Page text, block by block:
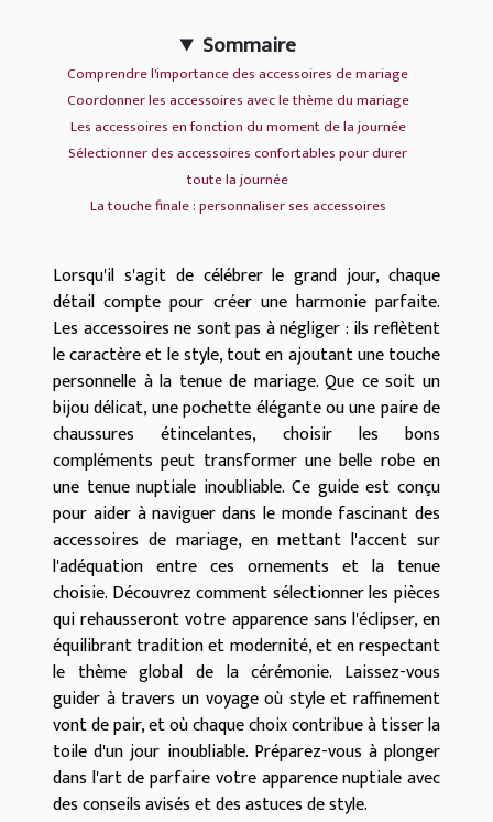
Sommaire
Comprendre l'importance des accessoires de mariage
Coordonner les accessoires avec le thème du mariage
Les accessoires en fonction du moment de la journée
Sélectionner des accessoires confortables pour durer
toute la journée
La touche finale : personnaliser ses accessoires
Lorsqu'il s'agit de célébrer le grand jour, chaque
détail compte pour créer une harmonie parfaite.
Les accessoires ne sont pas à négliger : ils reflètent
le caractère et le style, tout en ajoutant une touche
personnelle à la tenue de mariage. Que ce soit un
bijou délicat, une pochette élégante ou une paire de
chaussures étincelantes, choisir les bons
compléments peut transformer une belle robe en
une tenue nuptiale inoubliable. Ce guide est conçu
pour aider à naviguer dans le monde fascinant des
accessoires de mariage, en mettant l'accent sur
l'adéquation entre ces ornements et la tenue
choisie. Découvrez comment sélectionner les pièces
qui rehausseront votre apparence sans l'éclipser, en
équilibrant tradition et modernité, et en respectant
le thème global de la cérémonie. Laissez-vous
guider à travers un voyage où style et raffinement
vont de pair, et où chaque choix contribue à tisser la
toile d'un jour inoubliable. Préparez-vous à plonger
dans l'art de parfaire votre apparence nuptiale avec
des conseils avisés et des astuces de style.